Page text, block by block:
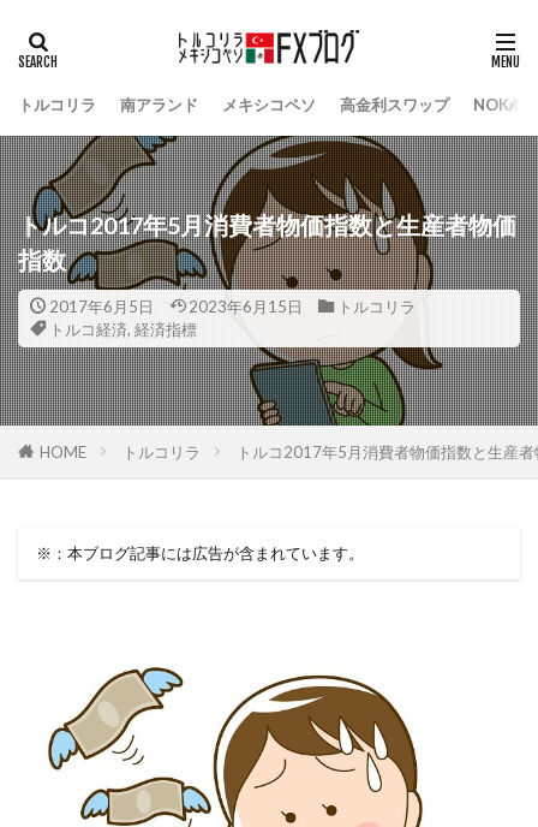
トルコリラ 南アランド メキシコペソ 高金利スワップ NOK/
トルコ2017年5月消費者物価指数と生産者物価
指数
2017年6月5日 2023年6月15日
トルコリラ
トルコ経済, 経済指標
HOME トルコリラ トルコ2017年5月消費者物価指数と生産
※：本ブログ記事には広告が含まれています。